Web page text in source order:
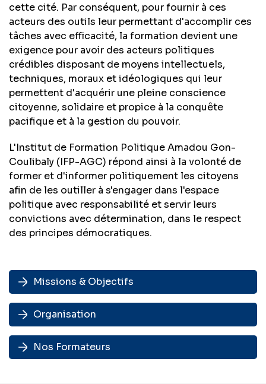
cette cité. Par conséquent, pour fournir à ces
acteurs des outils leur permettant d'accomplir ces
tâches avec efficacité, la formation devient une
exigence pour avoir des acteurs politiques
crédibles disposant de moyens intellectuels,
techniques, moraux et idéologiques qui leur
permettent d'acquérir une pleine conscience
citoyenne, solidaire et propice à la conquête
pacifique et à la gestion du pouvoir.
L'Institut de Formation Politique Amadou Gon-
Coulibaly (IFP-AGC) répond ainsi à la volonté de
former et d'informer politiquement les citoyens
afin de les outiller à s'engager dans l'espace
politique avec responsabilité et servir leurs
convictions avec détermination, dans le respect
des principes démocratiques.
Missions & Objectifs
Organisation
Nos Formateurs